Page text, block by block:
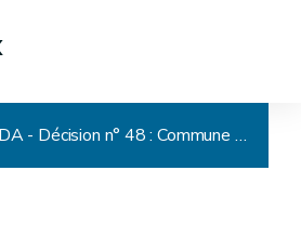
CADA - Décision n° 48 : Commune – Obligation de collaboration – Communication d'office